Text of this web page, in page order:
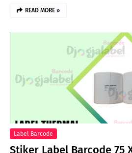
READ MORE »
Label Barcode
Stiker Label Barcode 75